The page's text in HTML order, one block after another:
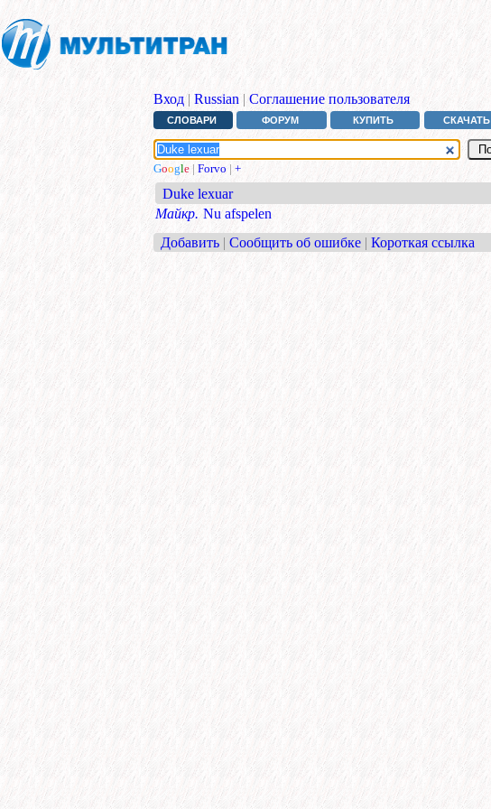
Вход | Russian | Соглашение пользователя
СЛОВАРИ ФОРУМ КУПИТЬ СКАЧАТЬ
Google | Forvo | +
Duke lexuar
Майкр. Nu afspelen
Добавить | Сообщить об ошибке | Короткая ссылка